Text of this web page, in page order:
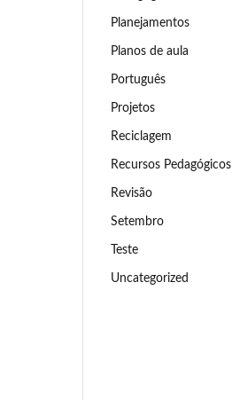
Planejamentos
Planos de aula
Português
Projetos
Reciclagem
Recursos Pedagógicos
Revisão
Setembro
Teste
Uncategorized